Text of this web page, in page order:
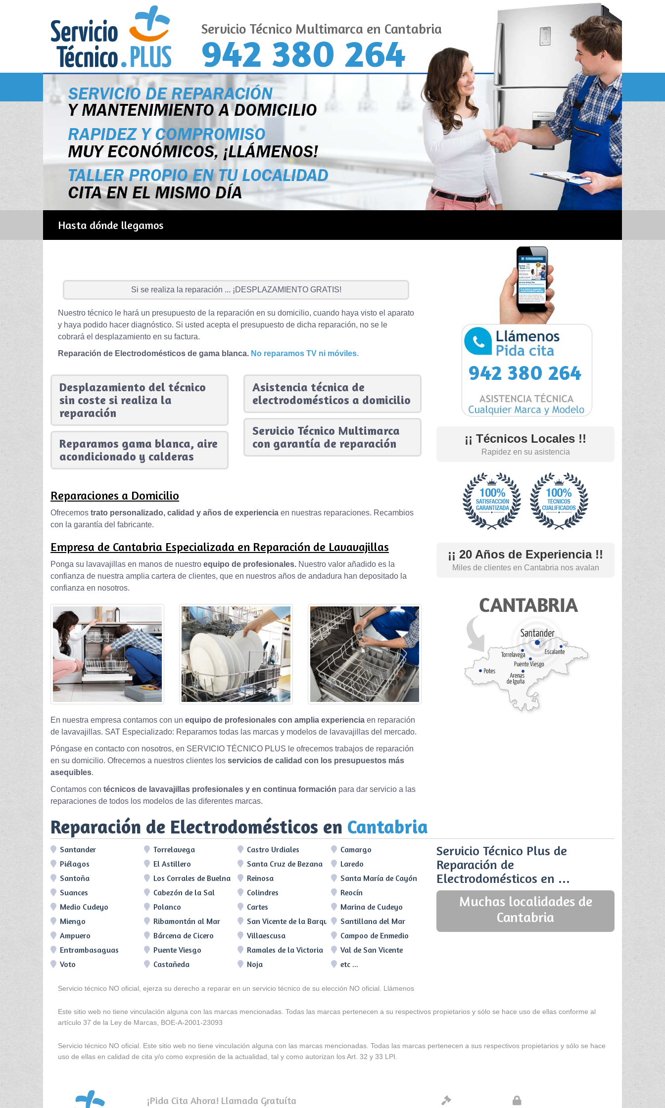
Servicio Técnico Multimarca en Cantabria
942 380 264
Hasta dónde llegamos
Si se realiza la reparación ... ¡DESPLAZAMIENTO GRATIS!
Nuestro técnico le hará un presupuesto de la reparación en su domicilio, cuando haya visto el aparato
y haya podido hacer diagnóstico. Si usted acepta el presupuesto de dicha reparación, no se le
cobrará el desplazamiento en su factura.
Reparación de Electrodomésticos de gama blanca. No reparamos TV ni móviles.
Desplazamiento del técnico
sin coste si realiza la
reparación
Reparamos gama blanca, aire
acondicionado y calderas
Asistencia técnica de
electrodomésticos a domicilio
Servicio Técnico Multimarca
con garantía de reparación
Reparaciones a Domicilio
Ofrecemos trato personalizado, calidad y años de experiencia en nuestras reparaciones. Recambios
con la garantía del fabricante.
Empresa de Cantabria Especializada en Reparación de Lavavajillas
Ponga su lavavajillas en manos de nuestro equipo de profesionales. Nuestro valor añadido es la
confianza de nuestra amplia cartera de clientes, que en nuestros años de andadura han depositado la
confianza en nosotros.
En nuestra empresa contamos con un equipo de profesionales con amplia experiencia en reparación
de lavavajillas. SAT Especializado: Reparamos todas las marcas y modelos de lavavajillas del mercado.
Póngase en contacto con nosotros, en SERVICIO TÉCNICO PLUS le ofrecemos trabajos de reparación
en su domicilio. Ofrecemos a nuestros clientes los servicios de calidad con los presupuestos más
asequibles.
Contamos con técnicos de lavavajillas profesionales y en continua formación para dar servicio a las
reparaciones de todos los modelos de las diferentes marcas.
942 380 264
¡¡ Técnicos Locales !!
Rapidez en su asistencia
¡¡ 20 Años de Experiencia !!
Miles de clientes en Cantabria nos avalan
Reparación de Electrodomésticos en Cantabria
Santander Torrelavega Castro Urdiales
Camargo
Piélagos
El Astillero Santa Cruz de Bezana
Laredo
Santoña
Los Corrales de Buelna Reinosa
Santa María de Cayón
Suances
Cabezón de la Sal Colindres
Reocín
Medio Cudeyo
Polanco Cartes
Marina de Cudeyo
Miengo
Ribamontán al Mar San Vicente de la Barquera Santillana del Mar
Ampuero
Bárcena de Cicero Villaescusa
Campoo de Enmedio
Entrambasaguas
Puente Viesgo Ramales de la Victoria
Val de San Vicente
Voto
Castañeda Noja etc ...
Servicio Técnico Plus de
Reparación de
Electrodomésticos en ...
Muchas localidades de
Cantabria
Servicio técnico NO oficial, ejerza su derecho a reparar en un servicio técnico de su elección NO oficial. Llámenos
Este sitio web no tiene vinculación alguna con las marcas mencionadas. Todas las marcas pertenecen a su respectivos propietarios y sólo se hace uso de ellas conforme al
artículo 37 de la Ley de Marcas, BOE-A-2001-23093
Servicio técnico NO oficial. Este sitio web no tiene vinculación alguna con las marcas mencionadas. Todas las marcas pertenecen a sus respectivos propietarios y sólo se hace
uso de ellas en calidad de cita y/o como expresión de la actualidad, tal y como autorizan los Art. 32 y 33 LPI.
¡Pida Cita Ahora! Llamada Gratuíta